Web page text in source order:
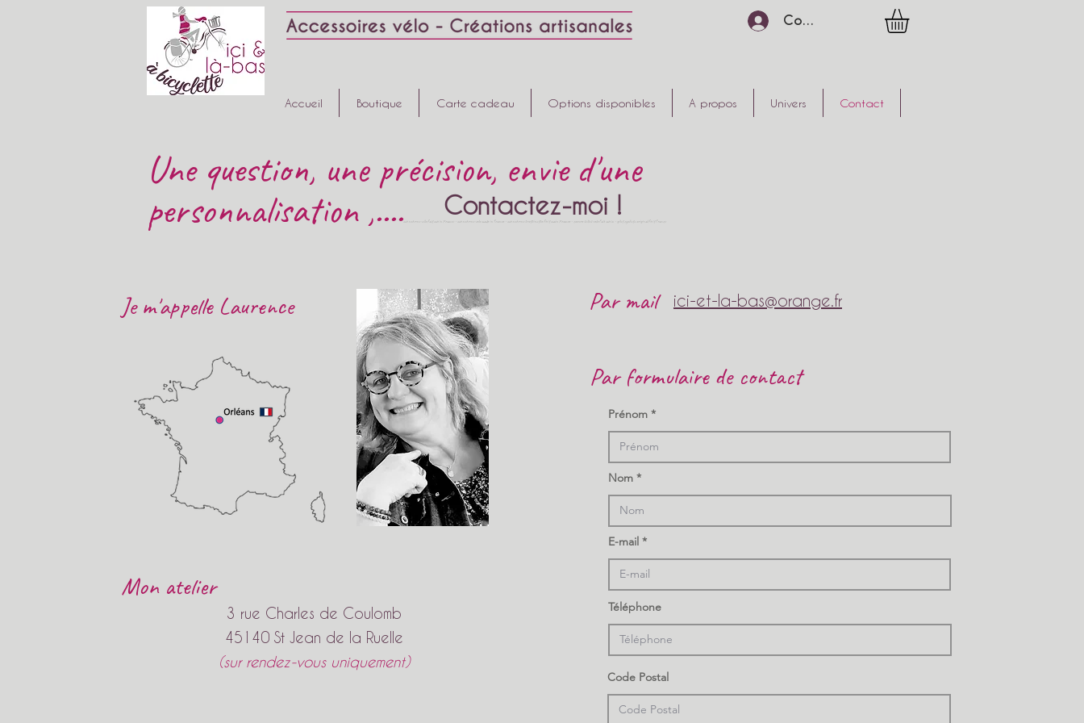
Connexion
Accueil Boutique Carte cadeau Options disponibles A propos Univers Contact
Une question, une précision, envie d'une
personnalisation ,.... anchons vélo fait main France - manchons velo made in france - mancho ns trottinette fait main France - couvre selles velo fait main - gilet cycliste original fait france
Contactez-moi !
Je m'appelle Laurence
Mon atelier
3 rue Charles de Coulomb
45140 St Jean de la Ruelle
(sur rendez-vous uniquement)
Par mail ici-et-la-bas@orange.fr
Par formulaire de contact
Prénom
Nom
E-mail
Téléphone
Code Postal